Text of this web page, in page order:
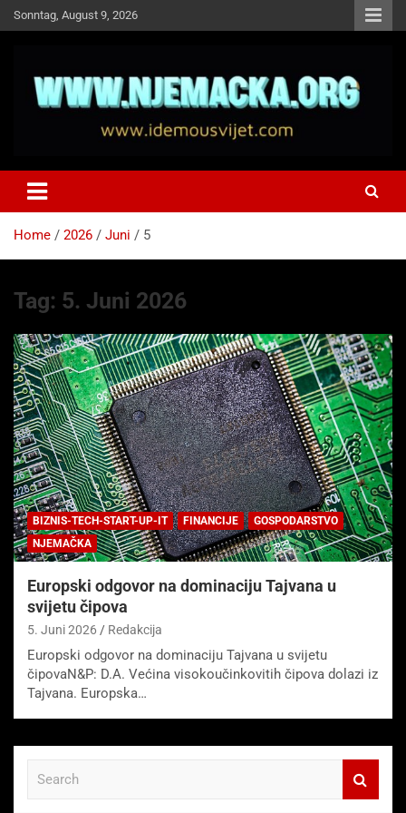
Skip
to
Sonntag, August 9, 2026
Idemo u Svijet-Njemacka!
Home 2026 Juni 5
Tag: 5. Juni 2026
BIZNIS-TECH-START-UP-IT FINANCIJE
GOSPODARSTVO
NJEMAČKA
Europski odgovor na dominaciju Tajvana u
svijetu čipova
5. Juni 2026 Redakcija
Europski odgovor na dominaciju Tajvana u svijetu
čipovaN&P: D.A. Većina visokoučinkovitih čipova dolazi iz
Tajvana. Europska…